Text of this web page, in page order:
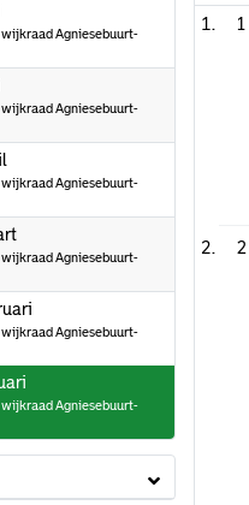
Agniesebuurt-
Agniesebuurt-
Agniesebuurt-
2025
Agniesebuurt-
Agniesebuurt-
Agniesebuurt-
1
2